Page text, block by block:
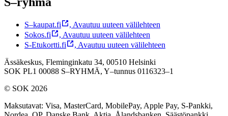
S–kaupat.fi , Avautuu uuteen välilehteen
Sokos.fi
, Avautuu uuteen välilehteen
S-Etukortti.fi
, Avautuu uuteen välilehteen
Ässäkeskus, Fleminginkatu 34, 00510 Helsinki
SOK PL1 00088 S–RYHMÄ, Y–tunnus 0116323–1
© SOK 2026
Maksutavat: Visa, MasterCard, MobilePay, Apple Pay, S-Pankki,